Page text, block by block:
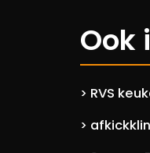
Ook
> RVS
>